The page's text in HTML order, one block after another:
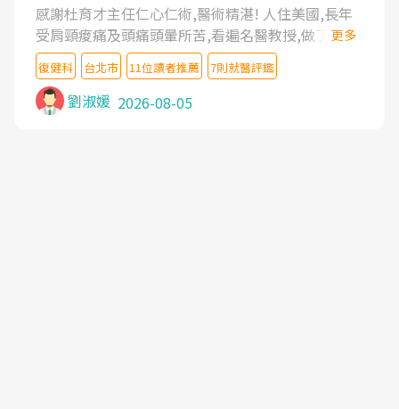
感謝杜育才主任仁心仁術,醫術精湛! 人住美國,長年
受肩頸痠痛及頭痛頭暈所苦,看遍名醫教授,做了各種
檢查,也嘗試過西醫打針,中醫針灸及物理徒手治療都
沒有用,後來連吃到嗎啡類止痛藥都效果有限,只是壓
症狀,沒多久就痛起來,多年失眠嚴重影響生活品質.
台灣親友介紹忠孝醫院杜育才主任是頸頭症候群專
更多
復健科 台北市 11位讀者推薦 7則就醫評鑑
劉淑媛 2026-08-05